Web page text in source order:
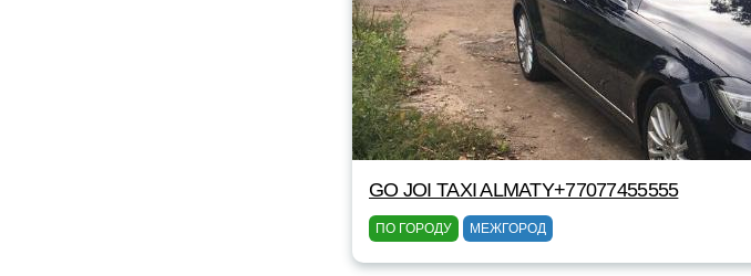
GO JOI TAXI ALMATY+77077455555
ПО ГОРОДУ МЕЖГОРОД